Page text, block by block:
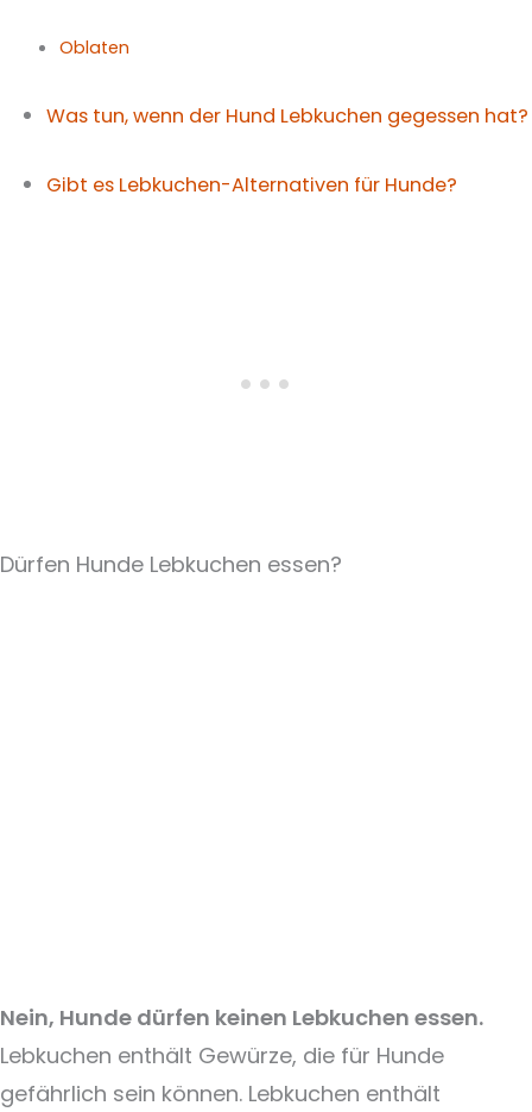
Oblaten
Was tun, wenn der Hund Lebkuchen gegessen hat?
Gibt es Lebkuchen-Alternativen für Hunde?
Dürfen Hunde Lebkuchen essen?
Nein, Hunde dürfen keinen Lebkuchen essen.
Lebkuchen enthält Gewürze, die für Hunde
gefährlich sein können. Lebkuchen enthält